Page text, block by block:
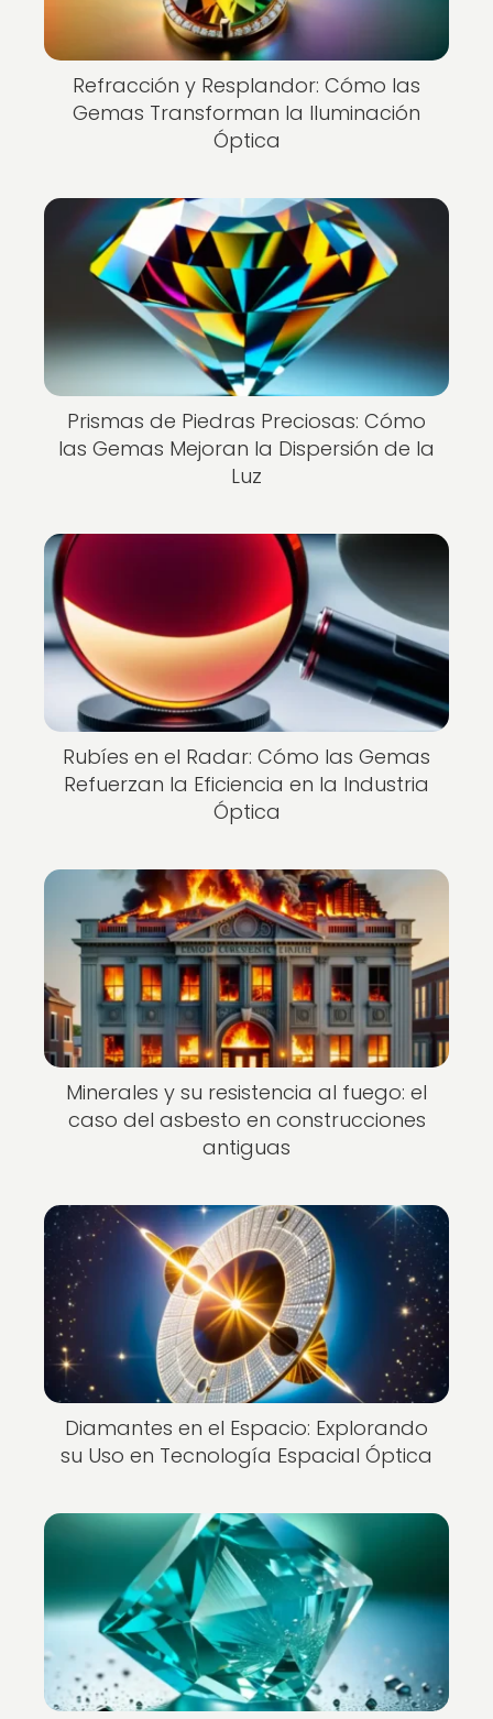
Refracción y Resplandor: Cómo las
Gemas Transforman la Iluminación
Óptica
Prismas de Piedras Preciosas: Cómo
las Gemas Mejoran la Dispersión de la
Luz
Rubíes en el Radar: Cómo las Gemas
Refuerzan la Eficiencia en la Industria
Óptica
Minerales y su resistencia al fuego: el
caso del asbesto en construcciones
antiguas
Diamantes en el Espacio: Explorando
su Uso en Tecnología Espacial Óptica